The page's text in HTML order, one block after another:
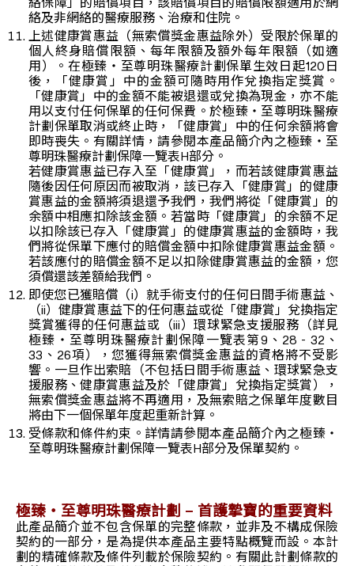
絡保障」的賠償項目，該賠償項目的賠償限額適用於網
絡及非網絡的醫療服務、治療和住院。
上述健康賞惠益（無索償獎金惠益除外）受限於保單的
個人終身賠償限額、每年限額及額外每年限額（如適
用）。在極臻‧至尊明珠醫療計劃保單生效日起120日
後，「健康賞」中的金額可隨時用作兌換指定獎賞。
「健康賞」中的金額不能被退還或兌換為現金，亦不能
用以支付任何保單的任何保費。於極臻‧至尊明珠醫療
計劃保單取消或終止時，「健康賞」中的任何余額將會
即時喪失。有關詳情，請參閱本產品簡介內之極臻‧至
尊明珠醫療計劃保障一覽表H部分。
若健康賞惠益已存入至「健康賞」，而若該健康賞惠益
隨後因任何原因而被取消，該已存入「健康賞」的健康
賞惠益的金額將須退還予我們，我們將從「健康賞」的
余額中相應扣除該金額。若當時「健康賞」的余額不足
以扣除該已存入「健康賞」的健康賞惠益的金額時，我
們將從保單下應付的賠償金額中扣除健康賞惠益金額。
若該應付的賠償金額不足以扣除健康賞惠益的金額，您
須償還該差額給我們。
即使您已獲賠償（i）就手術支付的任何日間手術惠益、
（ii）健康賞惠益下的任何惠益或從「健康賞」兌換指定
獎賞獲得的任何惠益或（iii）環球緊急支援服務（詳見
極臻‧至尊明珠醫療計劃保障一覽表第9、28 - 32、
33、26項），您獲得無索償獎金惠益的資格將不受影
響。一旦作出索賠（不包括日間手術惠益、環球緊急支
援服務、健康賞惠益及於「健康賞」兌換指定獎賞），
無索償獎金惠益將不再適用，及無索賠之保單年度數目
將由下一個保單年度起重新計算。
受條款和條件約束。詳情請參閱本產品簡介內之極臻‧
至尊明珠醫療計劃保障一覽表H部分及保單契約。
極臻‧至尊明珠醫療計劃 – 首護摯寶的重要資料
此產品簡介並不包含保單的完整條款，並非及不構成保險
契約的一部分，是為提供本產品主要特點概覽而設。本計
劃的精確條款及條件列載於保險契約。有關此計劃條款的